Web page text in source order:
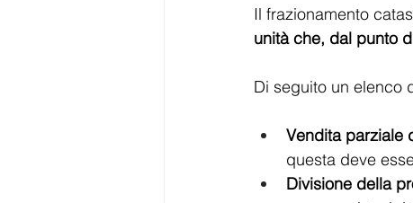
Il frazionamento
unità che, dal punto
Di seguito un elenco
Vendita parziale
questa deve
Divisione della